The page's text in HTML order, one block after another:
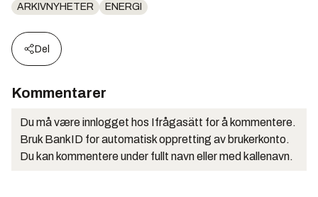
ARKIVNYHETER ENERGI
Del
Kommentarer
Du må være innlogget hos Ifrågasätt for å kommentere.
Bruk BankID for automatisk oppretting av brukerkonto.
Du kan kommentere under fullt navn eller med kallenavn.